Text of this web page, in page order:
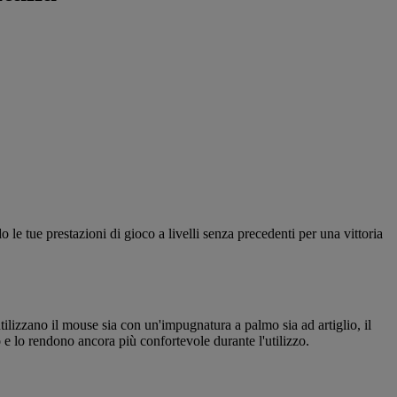
le tue prestazioni di gioco a livelli senza precedenti per una vittoria
il mouse sia con un'impugnatura a palmo sia ad artiglio, il
lo rendono ancora più confortevole durante l'utilizzo.